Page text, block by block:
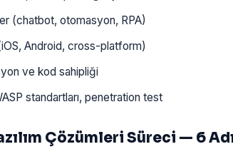
(chatbot, otomasyon, RPA)
Android, cross-platform)
ve kod sahipliği
standartları, penetration test
Çözümleri Süreci — 6